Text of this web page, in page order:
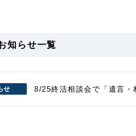
知らせ一覧
せ 8/25終活相談会で「遺言